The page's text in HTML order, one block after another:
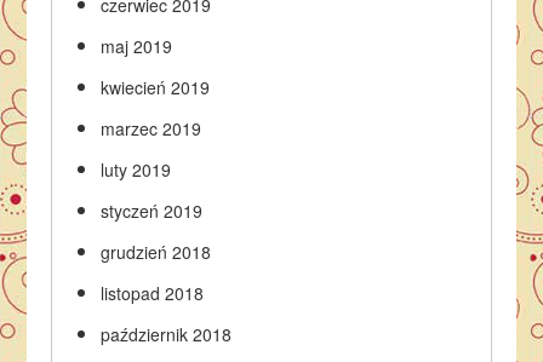
czerwiec 2019
maj 2019
kwiecień 2019
marzec 2019
luty 2019
styczeń 2019
grudzień 2018
listopad 2018
październik 2018